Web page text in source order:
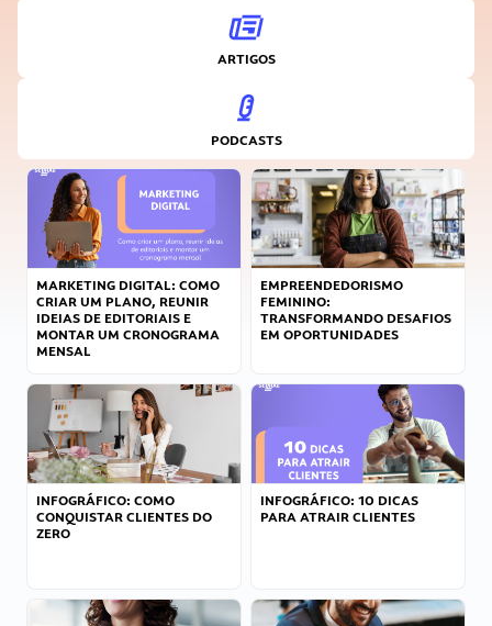
ARTIGOS
PODCASTS
MARKETING DIGITAL: COMO
CRIAR UM PLANO, REUNIR
IDEIAS DE EDITORIAIS E
MONTAR UM CRONOGRAMA
MENSAL
EMPREENDEDORISMO
FEMININO:
TRANSFORMANDO DESAFIOS
EM OPORTUNIDADES
INFOGRÁFICO: COMO
CONQUISTAR CLIENTES DO
ZERO
INFOGRÁFICO: 10 DICAS
PARA ATRAIR CLIENTES